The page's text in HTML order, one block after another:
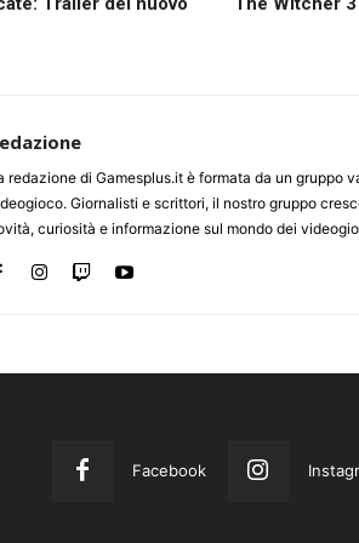
redazione di Gamesplus.it è formata da un gruppo
Giornalisti e scrittori, il nostro gruppo
curiosità e informazione sul mondo dei
Facebook